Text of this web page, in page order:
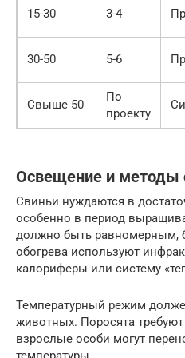
15-30 3-4
30-50 5-6
Свыше 50
По
проекту
Освещение и методы
Свиньи нуждаются в
особенно в период
должно быть равномерным,
обогрева используют
калориферы или систему
Температурный режим
животных. Поросята требуют
взрослые особи могут